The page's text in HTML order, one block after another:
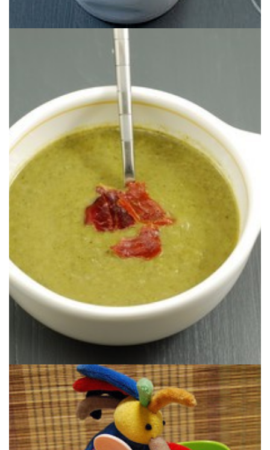
CREMA DE (HOJAS VERDES DE)
ESCAROLA
Una receta de aprovechamiento de toda la vida.